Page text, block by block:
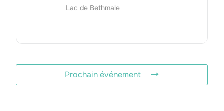
Lac de Bethmale
Prochain événement